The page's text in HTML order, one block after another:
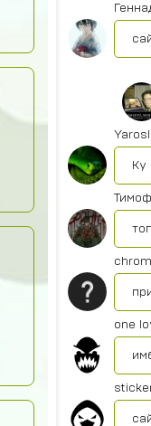
Ку
топ
one